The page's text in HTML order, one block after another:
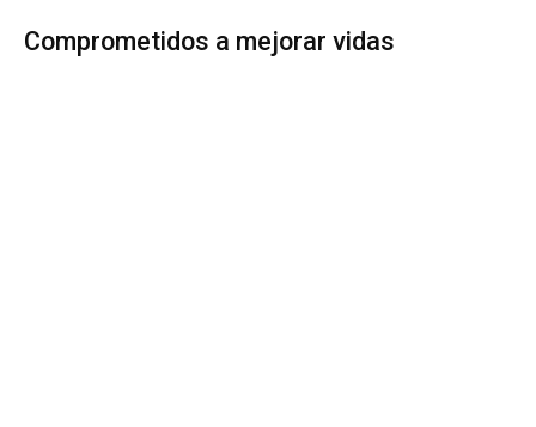
Comprometidos a mejorar vidas